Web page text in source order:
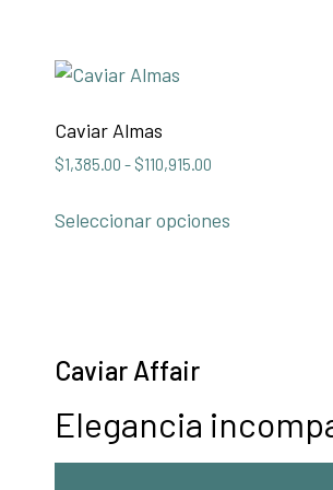
Caviar Almas
$1,385.00 - $110,915.00
Seleccionar opciones
Caviar Affair
Elegancia